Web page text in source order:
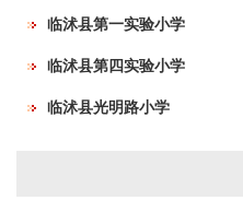
临沭县第一实验小学
临沭县第四实验小学
临沭县光明路小学